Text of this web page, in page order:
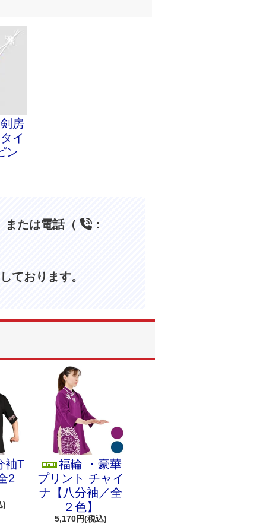
房
イ
ン
または電話（
：
ております。
袖T
2
)
福輪 ・豪華
プリント チャイ
ナ【八分袖／全
２色】
5,170円(税込)